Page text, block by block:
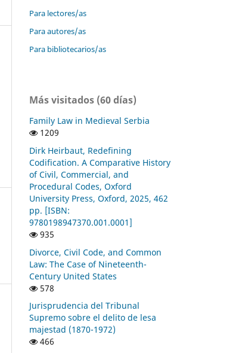
Para lectores/as
Para autores/as
Para bibliotecarios/as
Más visitados (60 días)
Family Law in Medieval Serbia
1209
Dirk Heirbaut, Redefining
Codification. A Comparative History
of Civil, Commercial, and
Procedural Codes, Oxford
University Press, Oxford, 2025, 462
pp. [ISBN:
9780198947370.001.0001]
935
Divorce, Civil Code, and Common
Law: The Case of Nineteenth-
Century United States
578
Jurisprudencia del Tribunal
Supremo sobre el delito de lesa
majestad (1870-1972)
466